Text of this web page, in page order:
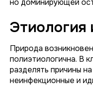
но доминирующей
Этиология
Природа
полиэтиологична. В
разделять причины
неинфекционные и